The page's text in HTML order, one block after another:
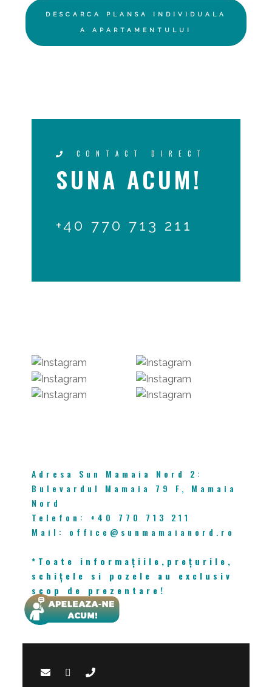
DESCARCA PLANSA INDIVIDUALA
A APARTAMENTULUI
CONTACT DIRECT
SUNA ACUM!
+40 770 713 211
Adresa Sun Mamaia Nord 2:
Bulevardul Mamaia 79 F, Mamaia
Nord
Telefon: +40 770 713 211
Mail: office@sunmamaianord.ro
*Toate informațiile,prețurile,
schițele si pozele au exclusiv
scop de prezentare!